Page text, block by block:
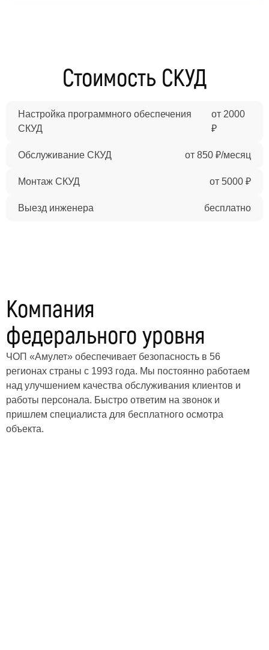
Стоимость СКУД
Настройка программного обеспечения
СКУД
от 2000
₽
Обслуживание СКУД от 850 ₽/месяц
Монтаж СКУД от 5000 ₽
Выезд инженера бесплатно
Компания
федерального уровня
ЧОП «Амулет» обеспечивает безопасность в 56
регионах страны с 1993 года. Мы постоянно работаем
над улучшением качества обслуживания клиентов и
работы персонала. Быстро ответим на звонок и
пришлем специалиста для бесплатного осмотра
объекта.